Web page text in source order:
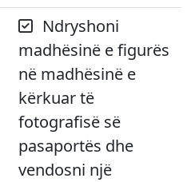
Ndryshoni
madhësinë e figurës
në madhësinë e
kërkuar të
fotografisë së
pasaportës dhe
vendosni një